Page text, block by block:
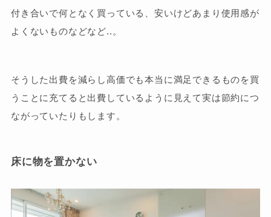
付き合いで何となく買っている、安いけどあまり使用感が
よくないものなどなど..。
そうした出費を減らし高価でも本当に満足できるものを買
うことに充てると出費しているように見えて実は節約につ
ながっていたりもします。
床に物を置かない